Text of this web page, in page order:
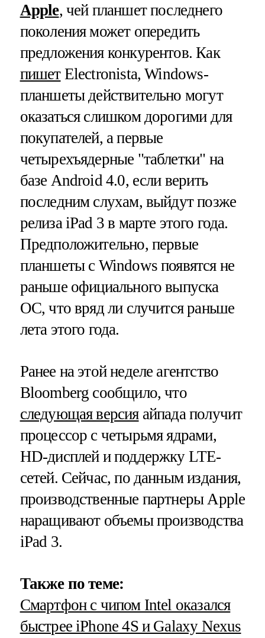
Apple, чей планшет последнего
поколения может опередить
предложения конкурентов. Как
пишетElectronista, Windows-
планшеты действительно могут
оказаться слишком дорогими для
покупателей, а первые
четырехъядерные "таблетки" на
базе Android 4.0, если верить
последним слухам, выйдут позже
релиза iPad 3 в марте этого года.
Предположительно, первые
планшеты c Windows появятся не
раньше официального выпуска
ОС, что вряд ли случится раньше
лета этого года.
Ранее на этой неделе агентство
Bloomberg сообщило, что
следующая версияайпада получит
процессор с четырьмя ядрами,
HD-дисплей и поддержку LTE-
сетей. Сейчас, по данным издания,
производственные партнеры Apple
наращивают объемы производства
iPad 3.
Также по теме:
Смартфон с чипом Intel оказался
быстрее iPhone 4S и Galaxy Nexus